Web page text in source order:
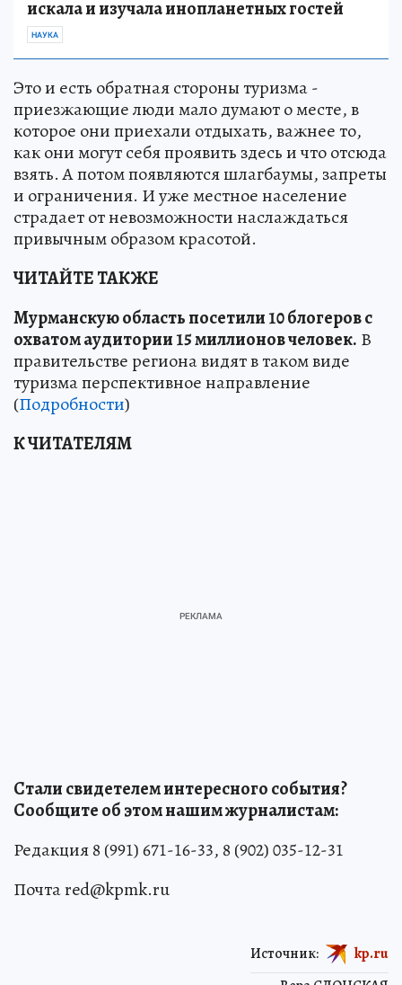
искала и изучала инопланетных гостей
НАУКА
Это и есть обратная стороны туризма -
приезжающие люди мало думают о месте, в
которое они приехали отдыхать, важнее то,
как они могут себя проявить здесь и что отсюда
взять. А потом появляются шлагбаумы, запреты
и ограничения. И уже местное население
страдает от невозможности наслаждаться
привычным образом красотой.
ЧИТАЙТЕ ТАКЖЕ
Мурманскую область посетили 10 блогеров с
охватом аудитории 15 миллионов человек. В
правительстве региона видят в таком виде
туризма перспективное направление
(Подробности)
К ЧИТАТЕЛЯМ
Стали свидетелем интересного события?
Сообщите об этом нашим журналистам:
Редакция 8 (991) 671-16-33, 8 (902) 035-12-31
Почта red@kpmk.ru
Источник: kp.ru